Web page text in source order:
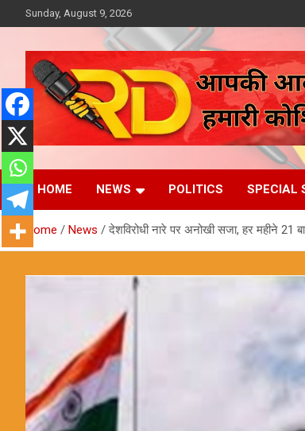
to
Sunday, August 9, 2026
Reporter Diaries
आपकी आवाज, हमारी कोशिश
HOME NEWS POLITICS SPECIAL
Home News देशविरोधी नारे पर अनोखी सजा, हर महीने 21